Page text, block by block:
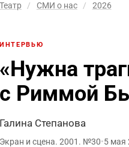
Театр / СМИ о нас / 2026
ИНТЕРВЬЮ
«Нужна
с Риммой
Галина Степанова
Экран и сцена. 2001. №30•5 мая